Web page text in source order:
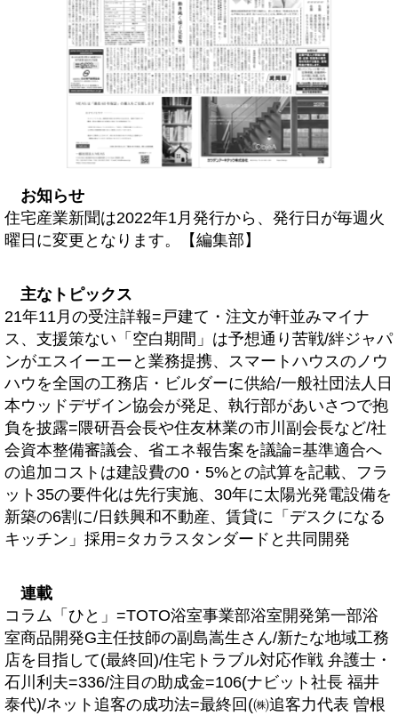
お知らせ
住宅産業新聞は2022年1月発行から、発行日が毎週火
曜日に変更となります。【編集部】
主なトピックス
21年11月の受注詳報=戸建て・注文が軒並みマイナ
ス、支援策ない「空白期間」は予想通り苦戦/絆ジャパ
ンがエスイーエーと業務提携、スマートハウスのノウ
ハウを全国の工務店・ビルダーに供給/一般社団法人日
本ウッドデザイン協会が発足、執行部があいさつで抱
負を披露=隈研吾会長や住友林業の市川副会長など/社
会資本整備審議会、省エネ報告案を議論=基準適合へ
の追加コストは建設費の0・5%との試算を記載、フラ
ット35の要件化は先行実施、30年に太陽光発電設備を
新築の6割に/日鉄興和不動産、賃貸に「デスクになる
キッチン」採用=タカラスタンダードと共同開発
連載
コラム「ひと」=TOTO浴室事業部浴室開発第一部浴
室商品開発G主任技師の副島嵩生さん/新たな地域工務
店を目指して(最終回)/住宅トラブル対応作戦 弁護士・
石川利夫=336/注目の助成金=106(ナビット社長 福井
泰代)/ネット追客の成功法=最終回(㈱追客力代表 曽根